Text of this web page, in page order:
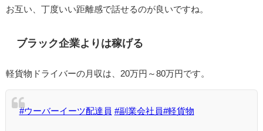
お互い、丁度いい距離感で話せるのが良いですね。
ブラック企業よりは稼げる
軽貨物ドライバーの月収は、20万円～80万円です。
#ウーバーイーツ配達員 #副業会社員#軽貨物